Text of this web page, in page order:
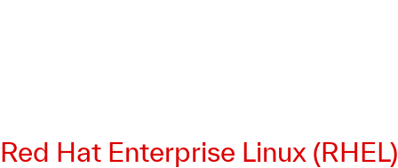
Red Hat Enterprise Linux (RHEL)